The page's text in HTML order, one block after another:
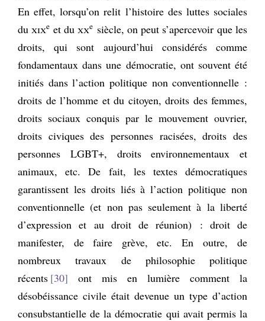
En effet, lorsqu’on relit l’histoire des luttes sociales
duxixe et duxxe siècle, on peut s’apercevoir que les
droits, qui sont aujourd’hui considérés comme
fondamentaux dans une démocratie, ont souvent été
initiés dans l’action politique non conventionnelle :
droits de l’homme et du citoyen, droits des femmes,
droits sociaux conquis par le mouvement ouvrier,
droits civiques des personnes racisées, droits des
personnes LGBT+, droits environnementaux et
animaux, etc. De fait, les textes démocratiques
garantissent les droits liés à l’action politique non
conventionnelle (et non pas seulement à la liberté
d’expression et au droit de réunion) : droit de
manifester, de faire grève, etc. En outre, de
nombreux travaux de philosophie politique
récents 30
ont mis en lumière comment la
désobéissance civile était devenue un type d’action
consubstantielle de la démocratie qui avait permis la